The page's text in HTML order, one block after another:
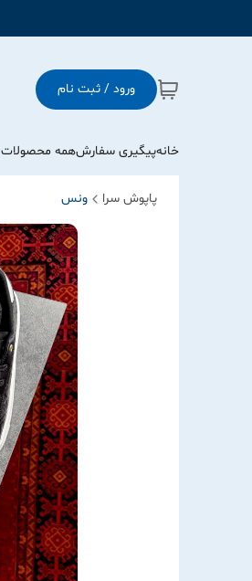
ورود / ثبت نام
خانهپیگیری سفارشهمه محصولات
پاپوش سرا ونس